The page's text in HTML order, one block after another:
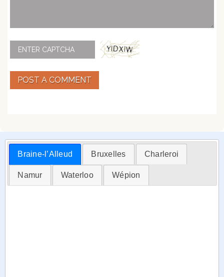
POST A COMMENT
Braine-l’Alleud Bruxelles Charleroi
Namur Waterloo Wépion